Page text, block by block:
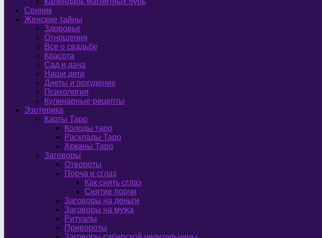
Сонник
Женские тайны
Здоровье
Отношения
Все о свадьбе
Красота
Сад и дача
Наши дети
Диеты и похудение
Психология
Кулинарные рецепты
Эзотерика
Карты Таро
Колоды таро
Расклады Таро
Арканы Таро
Заговоры
Отвороты
Порча и сглаз
Как снять сглаз
Снятие порчи
Заговоры на деньги
Заговоры на мужа
Ритуалы
Привороты